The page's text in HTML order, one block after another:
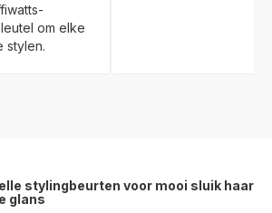
om elke
stylen.
stylingbeurten voor mooi sluik haar
glans